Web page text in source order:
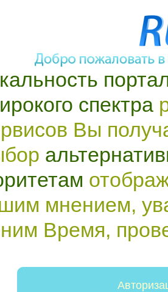
спектра
Вы
мнением,
Время,